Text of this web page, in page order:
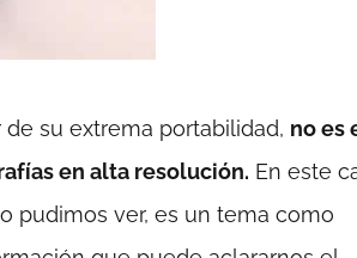
su extrema portabilidad, no es
en alta resolución. En este
pudimos ver, es un tema como